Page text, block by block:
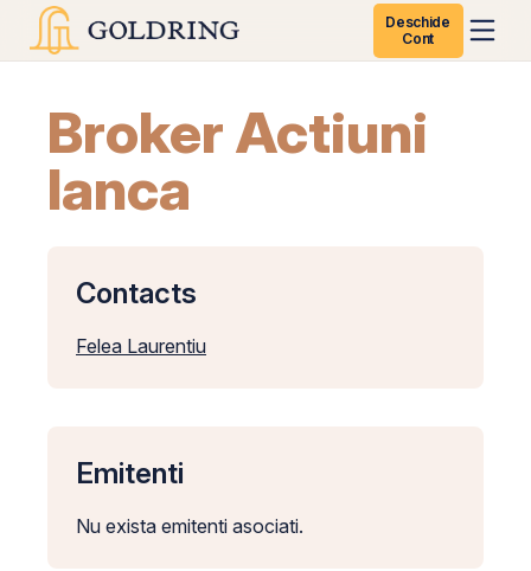
Deschide
Cont
Broker Actiuni
Ianca
Contacts
Felea Laurentiu
Emitenti
Nu exista emitenti asociati.